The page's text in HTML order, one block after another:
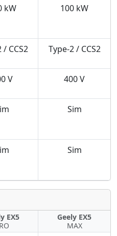
kW 100 kW
/ CCS2 Type-2 / CCS2
V 400 V
Sim
Sim
EX5
Geely EX5
MAX